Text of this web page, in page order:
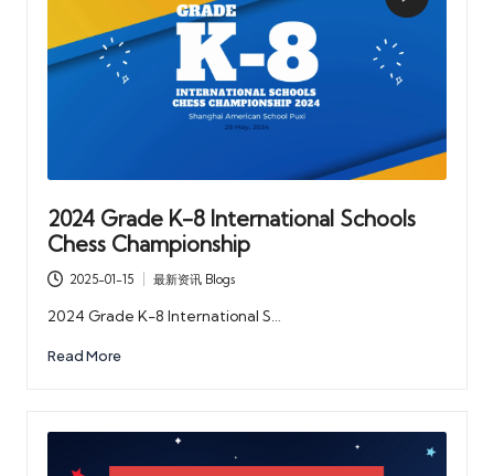
2024 Grade K-8 International Schools
Chess Championship
2025-01-15
Posted
in
最新资讯 Blogs
2024 Grade K-8 International S…
Read More